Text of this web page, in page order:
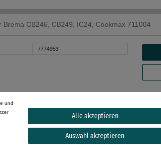
Brema CB246, CB249, IC24, Cookmax 711004
7774953
aus Kunststoff Materialstärke 2mm Höhe 360mm
und
Alle akzeptieren
Auswahl akzeptieren